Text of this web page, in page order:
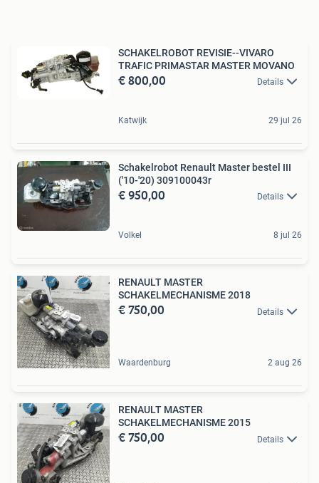
SCHAKELROBOT REVISIE--VIVARO
TRAFIC PRIMASTAR MASTER MOVANO
€ 800,00 Details
Katwijk 29 jul 26
Schakelrobot Renault Master bestel III
('10-'20) 309100043r
€ 950,00 Details
Volkel 8 jul 26
RENAULT MASTER
SCHAKELMECHANISME 2018
€ 750,00 Details
Waardenburg 2 aug 26
RENAULT MASTER
SCHAKELMECHANISME 2015
€ 750,00 Details